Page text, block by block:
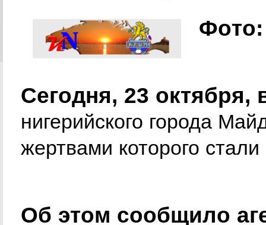
Сегодня, 23 октября,
нигерийского города
жертвами которого
Об этом сообщило